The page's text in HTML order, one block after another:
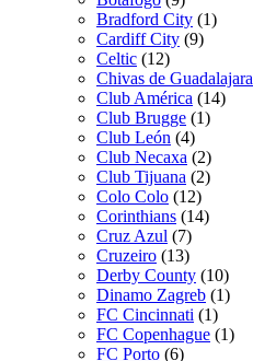
Bradford City (1)
Cardiff City (9)
Celtic (12)
Chivas de Guadalajara
Club América (14)
Club Brugge (1)
Club León (4)
Club Necaxa (2)
Club Tijuana (2)
Colo Colo (12)
Corinthians (14)
Cruz Azul (7)
Cruzeiro (13)
Derby County (10)
Dinamo Zagreb (1)
FC Cincinnati (1)
FC Copenhague (1)
FC Porto (6)